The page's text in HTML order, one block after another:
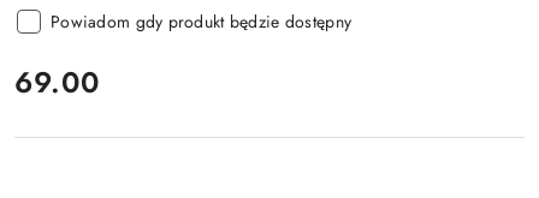
Powiadom gdy produkt będzie dostępny
cena:
69.00